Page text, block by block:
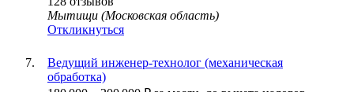
Мытищи (Московская область)
Откликнуться
Ведущий инженер-технолог (механическая
обработка)